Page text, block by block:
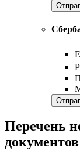
Перечень
документов